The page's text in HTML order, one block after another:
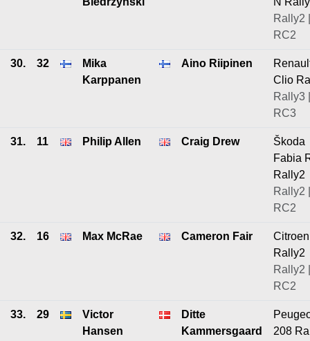
Rally2 |
RC2
30. 32
Mika
Karppanen
Aino Riipinen
Clio
Rally3 |
RC3
31. 11 Philip Allen Craig Drew
Škoda
Fabia
Rally2
Rally2 |
RC2
32. 16 Max McRae Cameron Fair
Rally2
Rally2 |
RC2
33. 29
Victor
Hansen
Ditte
Kammersgaard
208